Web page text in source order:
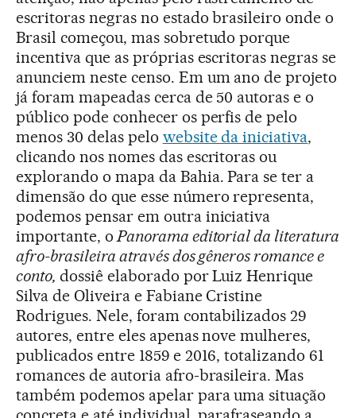
escritoras negras no estado brasileiro onde o
Brasil começou, mas sobretudo porque
incentiva que as próprias escritoras negras se
anunciem neste censo. Em um ano de projeto
já foram mapeadas cerca de 50 autoras e o
público pode conhecer os perfis de pelo
menos 30 delas pelo website da iniciativa,
clicando nos nomes das escritoras ou
explorando o mapa da Bahia. Para se ter a
dimensão do que esse número representa,
podemos pensar em outra iniciativa
importante, oPanorama editorial da literatura
afro-brasileira através dos gêneros romance e
conto, dossiê elaborado por Luiz Henrique
Silva de Oliveira e Fabiane Cristine
Rodrigues. Nele, foram contabilizados 29
autores, entre eles apenas nove mulheres,
publicados entre 1859 e 2016, totalizando 61
romances de autoria afro-brasileira. Mas
também podemos apelar para uma situação